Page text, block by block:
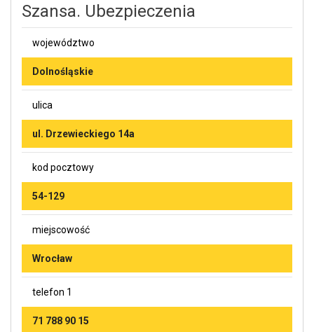
Szansa. Ubezpieczenia
województwo
Dolnośląskie
ulica
ul. Drzewieckiego 14a
kod pocztowy
54-129
miejscowość
Wrocław
telefon 1
71 788 90 15